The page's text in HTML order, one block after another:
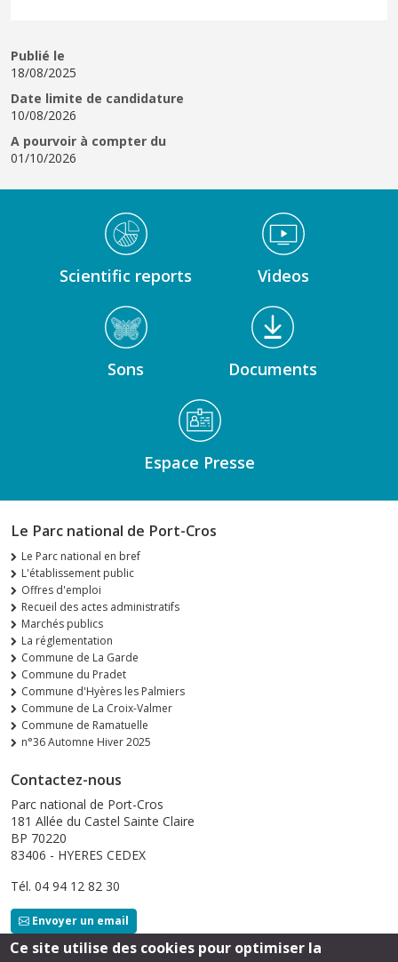
Publié le
18/08/2025
Date limite de candidature
10/08/2026
A pourvoir à compter du
01/10/2026
Médiathèque Footer
Scientific reports Videos
Sons Documents
Espace Presse
Le Parc national de Port-Cros
Le Parc national en bref
L'établissement public
Offres d'emploi
Recueil des actes administratifs
Marchés publics
La réglementation
Commune de La Garde
Commune du Pradet
Commune d'Hyères les Palmiers
Commune de La Croix-Valmer
Commune de Ramatuelle
n°36 Automne Hiver 2025
Contactez-nous
Parc national de Port-Cros
181 Allée du Castel Sainte Claire
BP 70220
83406 - HYERES CEDEX
Tél. 04 94 12 82 30
Envoyer un email
Ce site utilise des cookies pour optimiser la